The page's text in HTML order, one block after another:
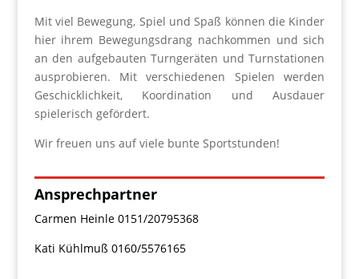
Mit viel Bewegung, Spiel und Spaß können die Kinder
hier ihrem Bewegungsdrang nachkommen und sich
an den aufgebauten Turngeräten und Turnstationen
ausprobieren. Mit verschiedenen Spielen werden
Geschicklichkeit, Koordination und Ausdauer
spielerisch gefördert.
Wir freuen uns auf viele bunte Sportstunden!
Ansprechpartner
Carmen Heinle 0151/20795368
Kati Kühlmuß 0160/5576165